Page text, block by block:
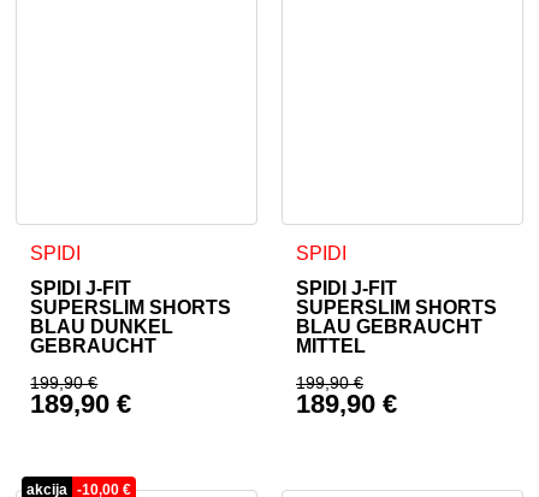
SPIDI
SPIDI J-FIT
SUPERSLIM SHORTS
BLAU DUNKEL
GEBRAUCHT
199,90€
Ursprünglicher Preis war: 199,90 €
189,90€
Dieses Produkt weist mehrere Varianten auf. Die
SPIDI
SPIDI J-FIT
SUPERSLIM SHORTS
BLAU GEBRAUCHT
MITTEL
199,90€
Ursprünglicher
189,90 €
Dieses Produkt weist
akcija -10,00€